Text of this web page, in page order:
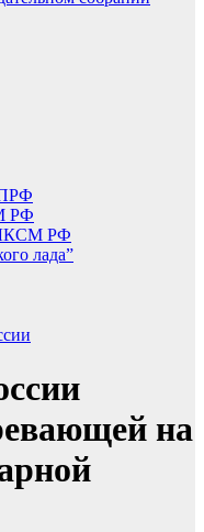
РФ
ЛКСМ РФ
лада”
на